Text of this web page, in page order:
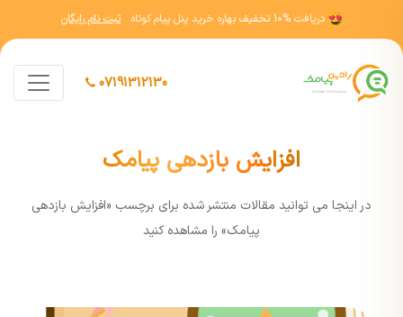
دریافت 10% تخفیف بهاره خرید پنل پیام کوتاه ثبت نام رایگان
07191312130
افزایش بازدهی پیامک
در اينجا مي توانيد مقالات منتشر شده برای برچسب «افزایش بازدهی
پیامک» را مشاهده کنيد